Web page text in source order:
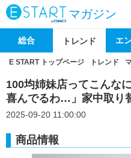
マガジン
総合 トレンド エ
E START トップページ トレンド
100均姉妹店ってこんな
喜んでるわ…」家中取り
2025-09-20 11:00:00
商品情報